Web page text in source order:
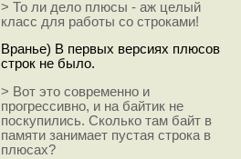
> То ли дело плюсы - аж целый
класс для работы со строками!
Вранье) В первых версиях плюсов
строк не было.
> Вот это современно и
прогрессивно, и на байтик не
поскупились. Сколько там байт в
памяти занимает пустая строка в
плюсах?